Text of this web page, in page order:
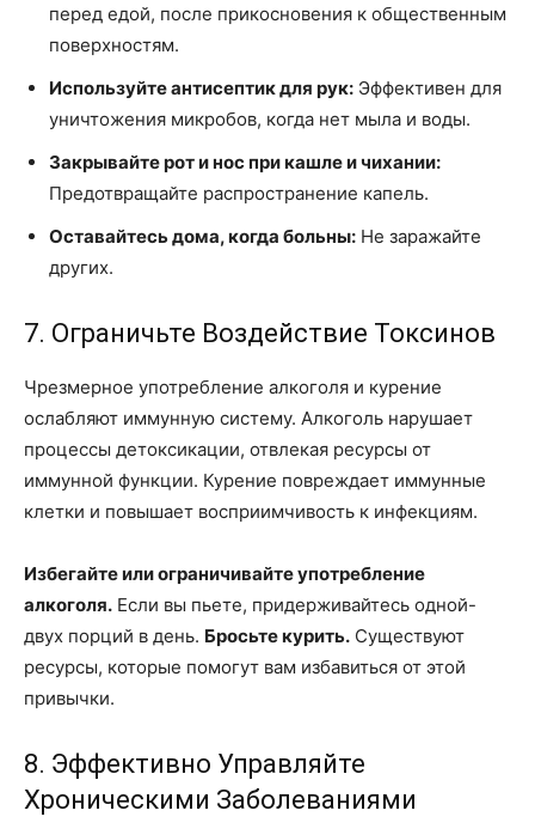
перед едой, после прикосновения к общественным
поверхностям.
Используйте антисептик для рук: Эффективен для
уничтожения микробов, когда нет мыла и воды.
Закрывайте рот и нос при кашле и чихании:
Предотвращайте распространение капель.
Оставайтесь дома, когда больны: Не заражайте
других.
7. Ограничьте Воздействие Токсинов
Чрезмерное употребление алкоголя и курение
ослабляют иммунную систему. Алкоголь нарушает
процессы детоксикации, отвлекая ресурсы от
иммунной функции. Курение повреждает иммунные
клетки и повышает восприимчивость к инфекциям.
Избегайте или ограничивайте употребление
алкоголя. Если вы пьете, придерживайтесь одной-
двух порций в день. Бросьте курить. Существуют
ресурсы, которые помогут вам избавиться от этой
привычки.
8. Эффективно Управляйте
Хроническими Заболеваниями